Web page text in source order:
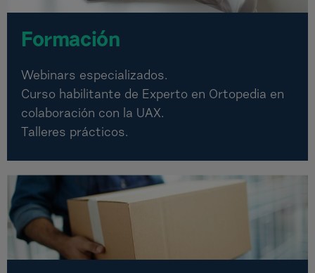
Formación
Webinars especializados.
Curso habilitante de Experto en Ortopedia en
colaboración con la UAX.
Talleres prácticos.